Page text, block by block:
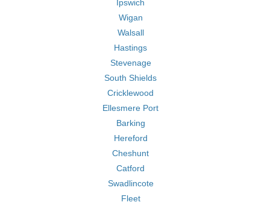
Ipswich
Wigan
Walsall
Hastings
Stevenage
South Shields
Cricklewood
Ellesmere Port
Barking
Hereford
Cheshunt
Catford
Swadlincote
Fleet